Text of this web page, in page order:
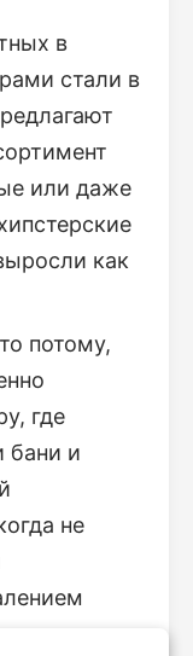
в
стали в
или даже
как
потому,
где
бани и
не